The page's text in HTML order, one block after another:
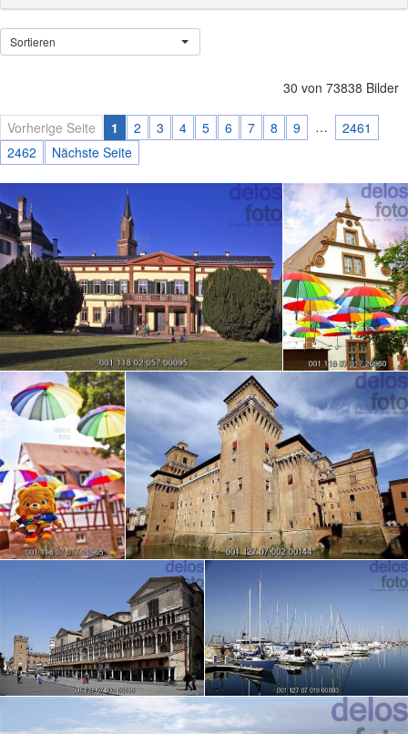
Sortieren
30 von 73838 Bilder
Vorherige Seite 1 2 3 4 5 6 7 8 9 …
2461
2462
Nächste Seite